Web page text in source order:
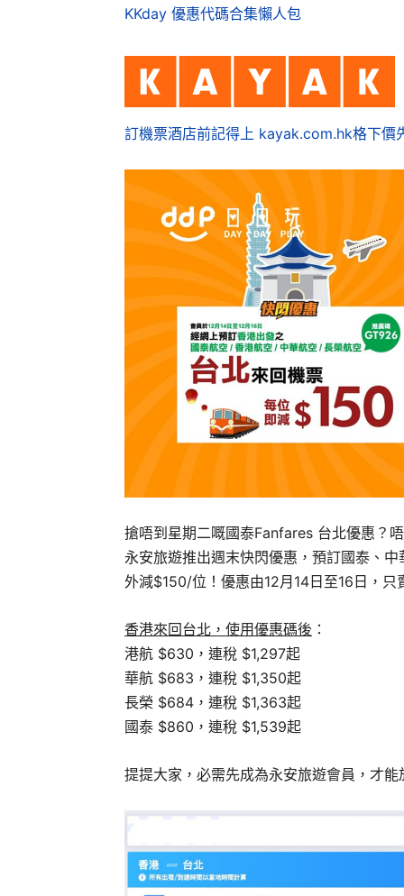
KKday 優惠代碼合集懶人包
訂機票酒店前記得上 kayak.com.hk格下價
搶唔到星期二嘅國泰Fanfares 台北優惠？
永安旅遊推出週末快閃優惠，預訂國泰、中
外減$150/位！優惠由12月14日至16日，只
香港來回台北，使用優惠碼後 ：
港航 $630，連稅 $1,297起
華航 $683，連稅 $1,350起
長榮 $684，連稅 $1,363起
國泰 $860，連稅 $1,539起
提提大家，必需先成為永安旅遊會員，才